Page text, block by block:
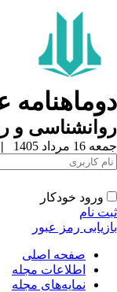
و
مرداد 1405 |
ورود خودکار
نام
رمز عبور
صفحه اصلی
اطلاعات مجله
نمایه‌های مجله